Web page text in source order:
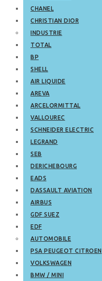
CHANEL
CHRISTIAN DIOR
INDUSTRIE
TOTAL
BP
SHELL
AIR LIQUIDE
AREVA
ARCELORMITTAL
VALLOUREC
SCHNEIDER ELECTRIC
LEGRAND
SEB
DERICHEBOURG
EADS
DASSAULT AVIATION
AIRBUS
GDF SUEZ
EDF
AUTOMOBILE
PSA PEUGEOT CITROEN
VOLKSWAGEN
BMW / MINI